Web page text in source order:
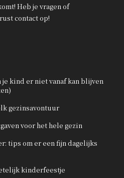
Heb je vragen of
contact op!
kind er niet vanaf kan blijven
gezinsavontuur
voor het hele gezin
tips om er een fijn dagelijks
kinderfeestje